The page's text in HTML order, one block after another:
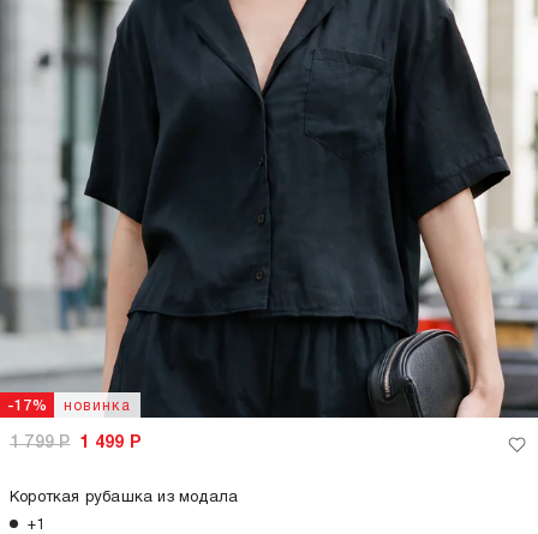
-17% новинка
1 799Р 1 499 Р
Короткая рубашка из модала
+1